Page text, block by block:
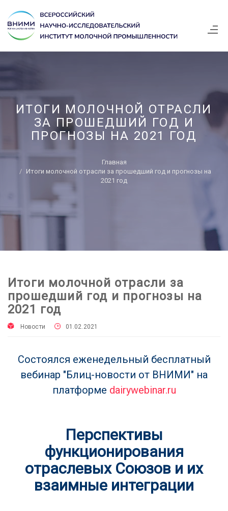
ИТОГИ МОЛОЧНОЙ ОТРАСЛИ
ЗА ПРОШЕДШИЙ ГОД И
ПРОГНОЗЫ НА 2021 ГОД
Главная
Итоги молочной отрасли за прошедший год и прогнозы на
2021 год
Итоги молочной отрасли за
прошедший год и прогнозы на
2021 год
Новости 01.02.2021
Состоялся еженедельный бесплатный
вебинар "Блиц-новости от ВНИМИ" на
платформе dairywebinar.ru
Перспективы
функционирования
отраслевых Союзов и их
взаимные интеграции